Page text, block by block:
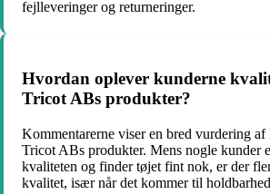
fejlleveringer og returneringer.
Hvordan oplever kunderne
Tricot ABs produkter?
Kommentarerne viser en bred vurdering
Tricot ABs produkter. Mens nogle kunder
kvaliteten og finder tøjet fint nok, er der
kvalitet, især når det kommer til